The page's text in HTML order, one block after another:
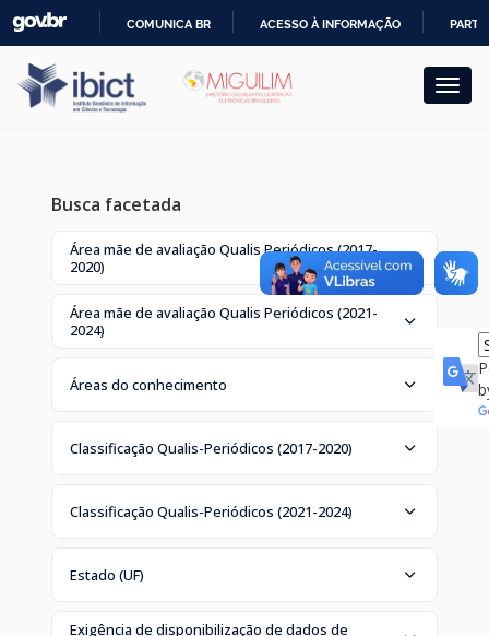
navigation
PARA
O
COMUNICA BR ACESSO À INFORMAÇÃO
Busca facetada
Área mãe de avaliação Qualis Periódicos (2017-
2020)
Área mãe de avaliação Qualis Periódicos (2021-
2024)
Áreas do conhecimento
Classificação Qualis-Periódicos (2017-2020)
Classificação Qualis-Periódicos (2021-2024)
Estado (UF)
Exigência de disponibilização de dados de